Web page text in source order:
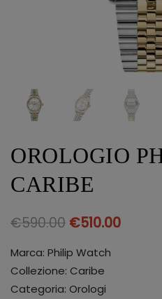
OROLOGIO
CARIBE
€590.00 €510.00
Marca: Philip Watch
Collezione: Caribe
Categoria: Orologi